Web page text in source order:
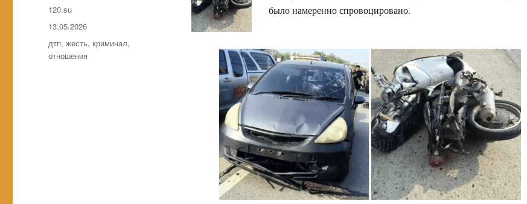
было намеренно спровоцировано.
Автор
120.su
Опубликовано
13.05.2026
Метки
дтп,жесть, криминал,
отношения